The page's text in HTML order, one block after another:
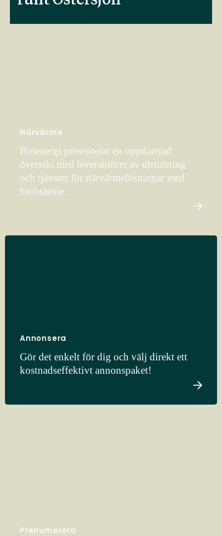
Närvärme
Bioenergi presenterar en uppdaterad
översikt med leverantörer av utrustning
och tjänster för närvärmelösningar med
biobränsle.
Annonsera
Gör det enkelt för dig och välj direkt ett
kostnadseffektivt annonspaket!
Prenumerera